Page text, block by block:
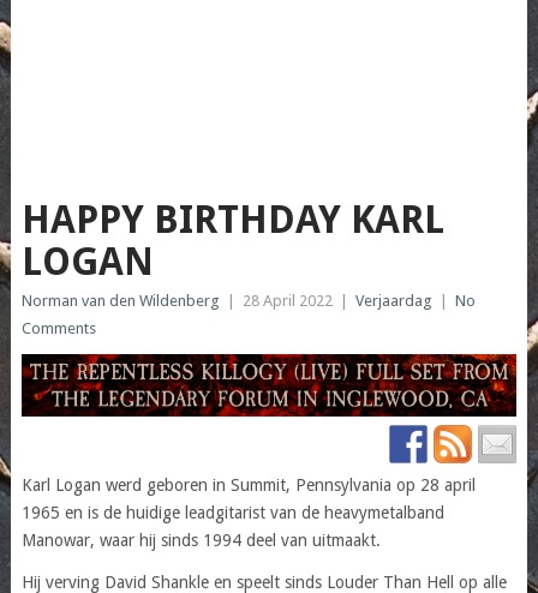
HAPPY BIRTHDAY KARL
LOGAN
Norman van den Wildenberg 28 April 2022 Verjaardag
No
Comments
Karl Logan werd geboren in Summit, Pennsylvania op 28 april
1965 en is de huidige leadgitarist van de heavymetalband
Manowar, waar hij sinds 1994 deel van uitmaakt.
Hij verving David Shankle en speelt sinds Louder Than Hell op alle